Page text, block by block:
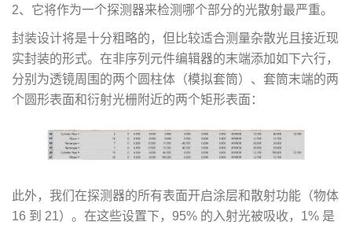
2、它将作为一个探测器来检测哪个部分的光散射最严重。
封装设计将是十分粗略的，但比较适合测量杂散光且接近现
实封装的形式。在非序列元件编辑器的末端添加如下六行，
分别为透镜周围的两个圆柱体（模拟套筒）、套筒末端的两
个圆形表面和衍射光栅附近的两个矩形表面：
此外，我们在探测器的所有表面开启涂层和散射功能（物体
16 到 21）。在这些设置下，95% 的入射光被吸收，1% 是